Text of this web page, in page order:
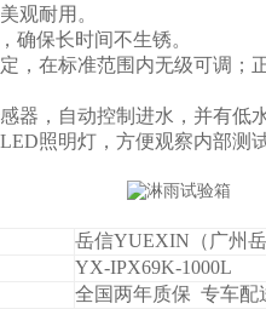
观耐用。
确保长时间不生锈。
，在标准范围内无级可调；
器，自动控制进水，并有低
照明灯，方便观察内部测试
岳信YUEXIN（广州
YX-IPX69K-1000L
全国两年质保 专车配